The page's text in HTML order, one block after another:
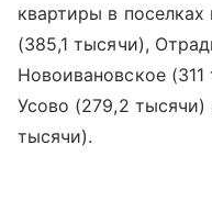
квартиры в поселках
(385,1 тысячи),
Новоивановское
Усово (279,2 тысячи)
тысячи).